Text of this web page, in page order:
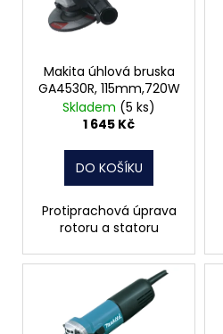
Makita úhlová bruska
GA4530R, 115mm,720W
Skladem (5 ks)
1 645 Kč
DO KOŠÍKU
Protiprachová úprava
rotoru a statoru